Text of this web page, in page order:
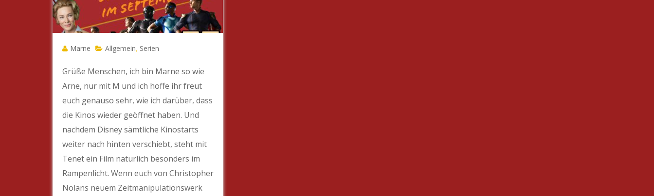
Marne Allgemein Serien
Grüße Menschen, ich bin Marne so wie
Arne, nur mit M und ich hoffe ihr freut
euch genauso sehr, wie ich darüber, dass
die Kinos wieder geöffnet haben. Und
nachdem Disney sämtliche Kinostarts
weiter nach hinten verschiebt, steht mit
Tenet ein Film natürlich besonders im
Rampenlicht. Wenn euch von Christopher
Nolans neuem Zeitmanipulationswerk